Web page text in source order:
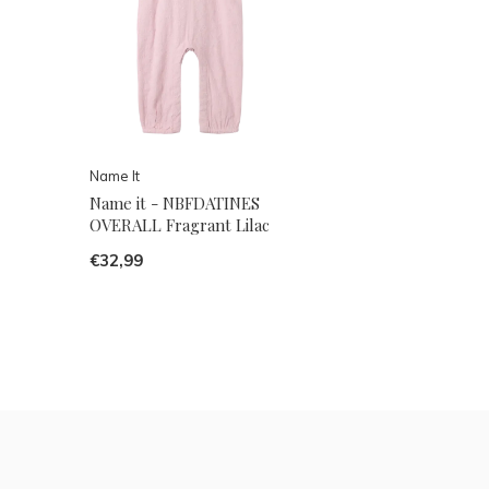
Name It
Name it - NBFDATINES
OVERALL Fragrant Lilac
€32,99